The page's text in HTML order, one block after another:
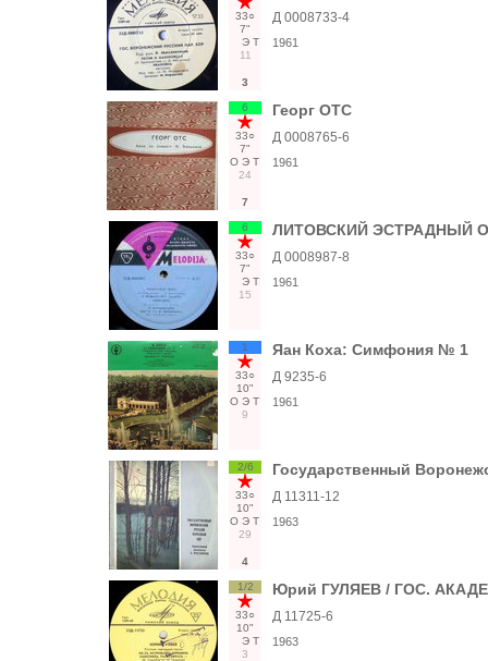
33○
7"
Э Т
11
3
Д 0008733-4
1961
6
33○
7"
О Э Т
24
7
Георг ОТС
Д 0008765-6
1961
6
33○
7"
Э Т
15
ЛИТОВСКИЙ ЭСТРАДНЫЙ
Д 0008987-8
1961
1
33○
10"
О Э Т
9
Яан Коха: Симфония № 1
Д 9235-6
1961
2/6
33○
10"
О Э Т
29
4
Государственный
Д 11311-12
1963
1/2
33○
10"
Э Т
3
Юрий ГУЛЯЕВ / ГОС.
Д 11725-6
1963